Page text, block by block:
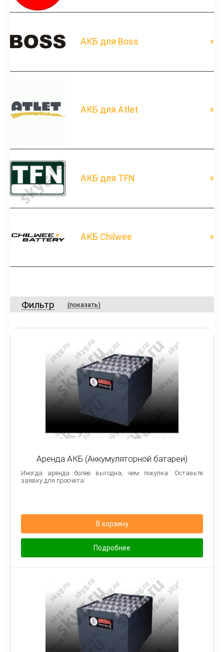
АКБ для Boss
АКБ для Atlet
АКБ для TFN
АКБ Chilwee
Фильтр (показать)
Аренда АКБ (Аккумуляторной батареи)
Иногда аренда более выгодна, чем покупка. Оставьте
заявку для просчёта
В корзину
Подробнее